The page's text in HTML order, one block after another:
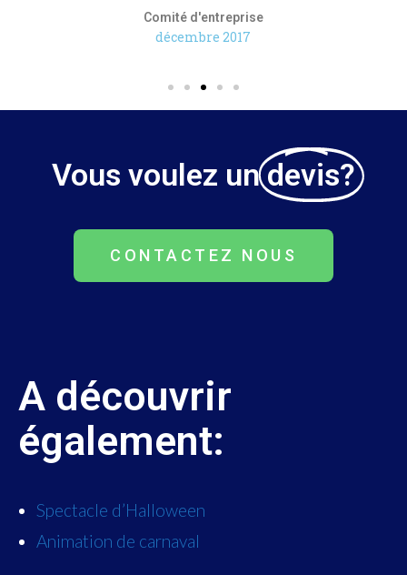
Comité d'entreprise
décembre 2017
Vous voulez undevis?
CONTACTEZ NOUS
A découvrir
également:
Spectacle d’Halloween
Animation de carnaval